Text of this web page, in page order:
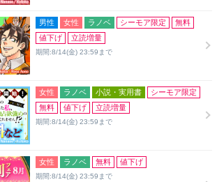
男性 女性 ラノベ シーモア限定
無料
値下げ
立読増量
期間:8/14(金) 23:59まで
女性 ラノベ 小説・実用書
シーモア限定
無料
値下げ 立読増量
期間:8/14(金) 23:59まで
女性 ラノベ 無料 値下げ
期間:8/14(金) 23:59まで